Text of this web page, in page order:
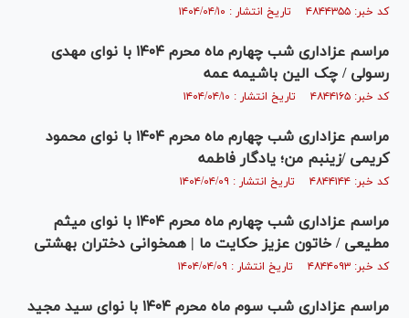
کد خبر: ۴۸۴۴۳۵۵ تاریخ انتشار : ۱۴۰۴/۰۴/۱۰
مراسم عزاداری شب چهارم ماه محرم ۱۴۰۴ با نوای مهدی
رسولی / چک الین باشیمه عمه
کد خبر: ۴۸۴۴۱۶۵ تاریخ انتشار : ۱۴۰۴/۰۴/۱۰
مراسم عزاداری شب چهارم ماه محرم ۱۴۰۴ با نوای محمود
کریمی /زینبم من؛ یادگار فاطمه
کد خبر: ۴۸۴۴۱۴۴ تاریخ انتشار : ۱۴۰۴/۰۴/۰۹
مراسم عزاداری شب چهارم ماه محرم ۱۴۰۴ با نوای میثم
مطیعی / خاتون عزیز حکایت ما | همخوانی دختران بهشتی
کد خبر: ۴۸۴۴۰۹۳ تاریخ انتشار : ۱۴۰۴/۰۴/۰۹
مراسم عزاداری شب سوم ماه محرم ۱۴۰۴ با نوای سید مجید